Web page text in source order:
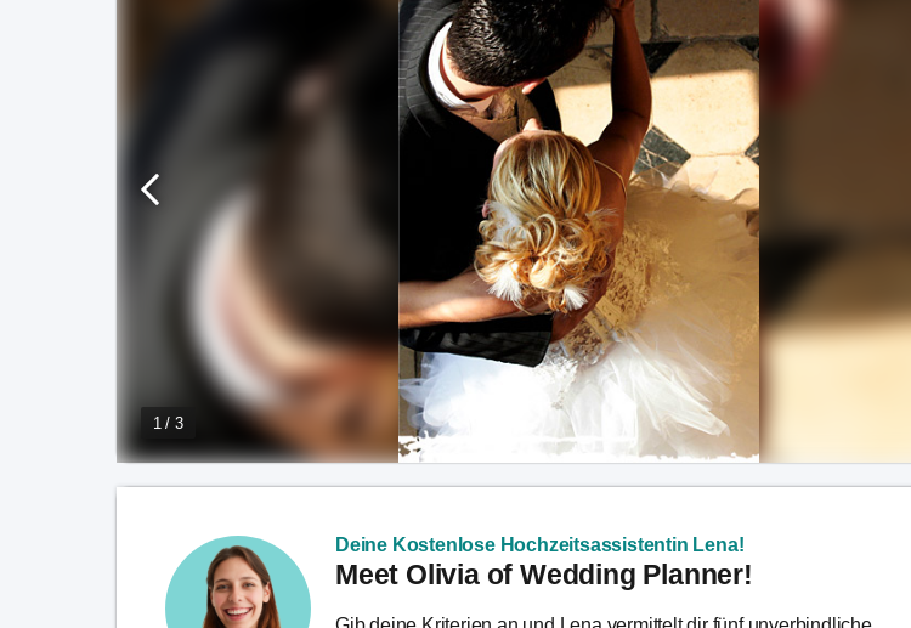
1 / 3
Deine Kostenlose Hochzeitsassistentin Lena!
Meet Olivia of Wedding Planner!